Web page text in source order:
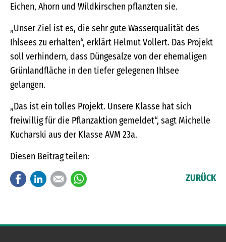
Eichen, Ahorn und Wildkirschen pflanzten sie.
„Unser Ziel ist es, die sehr gute Wasserqualität des
Ihlsees zu erhalten“, erklärt Helmut Vollert. Das Projekt
soll verhindern, dass Düngesalze von der ehemaligen
Grünlandfläche in den tiefer gelegenen Ihlsee
gelangen.
„Das ist ein tolles Projekt. Unsere Klasse hat sich
freiwillig für die Pflanzaktion gemeldet“, sagt Michelle
Kucharski aus der Klasse AVM 23a.
Diesen Beitrag teilen:
FacebookLinkedInE-mail ZURÜCK